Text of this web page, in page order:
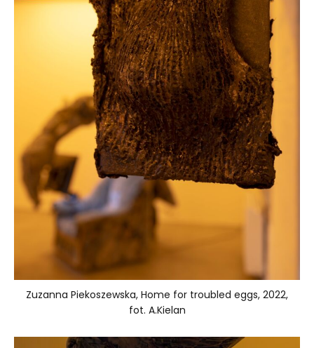
Zuzanna Piekoszewska, Home for troubled eggs, 2022,
fot. A.Kielan